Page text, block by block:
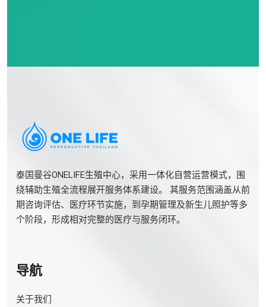
泰国曼谷ONELIFE生殖中心，采用一体化自营运营模式，围
绕辅助生殖全流程展开服务体系建设。 其服务范围涵盖从前
期咨询评估、医疗环节实施，到孕期管理及新生儿照护等多
个阶段，形成相对完整的医疗与服务闭环。
导航
关于我们